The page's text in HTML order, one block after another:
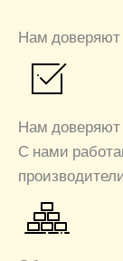
Нам доверяют
Нам доверяют
С нами